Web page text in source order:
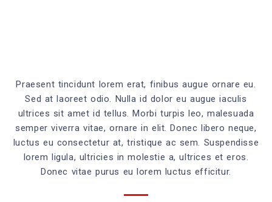
Praesent tincidunt lorem erat, finibus augue ornare eu.
Sed at laoreet odio. Nulla id dolor eu augue iaculis
ultrices sit amet id tellus. Morbi turpis leo, malesuada
semper viverra vitae, ornare in elit. Donec libero neque,
luctus eu consectetur at, tristique ac sem. Suspendisse
lorem ligula, ultricies in molestie a, ultrices et eros.
Donec vitae purus eu lorem luctus efficitur.